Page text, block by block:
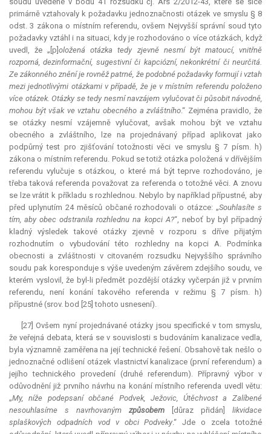
primárně vztahovaly k požadavku jednoznačnosti otázek ve smyslu § 8
odst. 3 zákona o místním referendu, ovšem Nejvyšší správní soud tyto
požadavky vztáhl i na situaci, kdy je rozhodováno o více otázkách, když
uvedl, že „[p]oložená otázka tedy zjevně nesmí být matoucí, vnitřně
rozporná, dezinformační, sugestivní či kapciózní, nekonkrétní či neurčitá.
Ze zákonného znění je rovněž patrné, že podobné požadavky formují i vztah
mezi jednotlivými otázkami v případě, že je v místním referendu položeno
více otázek. Otázky se tedy nesmí navzájem vylučovat či působit návodně,
mohou být však ve vztahu obecného a zvláštního.“ Zejména pravidlo, že
se otázky nesmí vzájemně vylučovat, avšak mohou být ve vztahu
obecného a zvláštního, lze na projednávaný případ aplikovat jako
podpůrný test pro zjišťování totožnosti věci ve smyslu § 7 písm. h)
zákona o místním referendu. Pokud se totiž otázka položená v dřívějším
referendu vylučuje s otázkou, o které má být teprve rozhodováno, je
třeba taková referenda považovat za referenda o totožné věci. A znovu
se lze vrátit k příkladu s rozhlednou. Nebylo by například přípustné, aby
před uplynutím 24 měsíců občané rozhodovali o otázce: „Souhlasíte s
tím, aby obec odstranila rozhlednu na kopci A?“, neboť by byl případný
kladný výsledek takové otázky zjevně v rozporu s dříve přijatým
rozhodnutím o vybudování této rozhledny na kopci A. Podmínka
obecnosti a zvláštnosti v citovaném rozsudku Nejvyššího správního
soudu pak koresponduje s výše uvedeným závěrem zdejšího soudu, ve
kterém vyslovil, že byl-li předmět pozdější otázky vyčerpán již v prvním
referendu, není konání takového referenda v režimu § 7 písm. h)
přípustné (srov. bod [25] tohoto usnesení).
[27] Ovšem nyní projednávané otázky jsou specifické v tom smyslu,
že veřejná debata, která se v souvislosti s budováním kanalizace vedla,
byla významně zaměřena na její technické řešení. Obsahově tak nešlo o
jednoznačné odlišení otázek vlastnictví kanalizace (prvníreferendum) a
jejího technického provedení (druhé referendum). Přípravný výbor v
odůvodnění již prvního návrhu na konání místního referenda uvedl větu:
„My, níže podepsaní občané Podvek, Ježovic, Útěchvost a Zalíbené
nesouhlasíme s navrhovaným způsobem [důraz přidán] likvidace
splaškových odpadních vod v obci Podveky.“ Jde o zcela totožné